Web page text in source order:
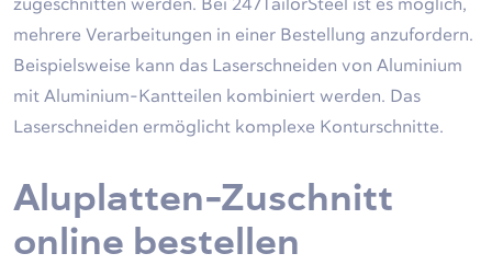
zugeschnitten werden. Bei 247TailorSteel ist es möglich,
mehrere Verarbeitungen in einer Bestellung anzufordern.
Beispielsweise kann das Laserschneiden von Aluminium
mit Aluminium-Kantteilen kombiniert werden. Das
Laserschneiden ermöglicht komplexe Konturschnitte.
Aluplatten-Zuschnitt
online bestellen